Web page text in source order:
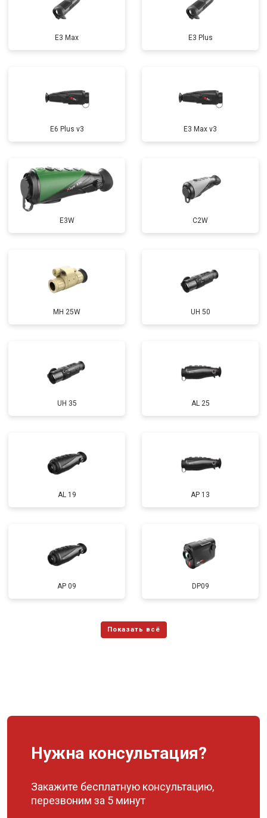
E3 Max E3 Plus
E6 Plus v3 E3 Max v3
E3W C2W
MH 25W UH 50
UH 35 AL 25
AL 19 AP 13
AP 09 DP09
Нужна консультация?
Закажите бесплатную консультацию,
перезвоним за 5 минут